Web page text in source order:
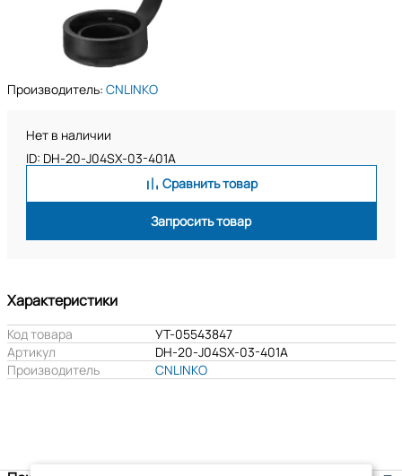
Производитель: CNLINKO
Нет в наличии
ID: DH-20-J04SX-03-401A
Сравнить товар
Запросить товар
Характеристики
Код товара
УТ-05543847
Артикул
DH-20-J04SX-03-401A
Производитель
CNLINKO